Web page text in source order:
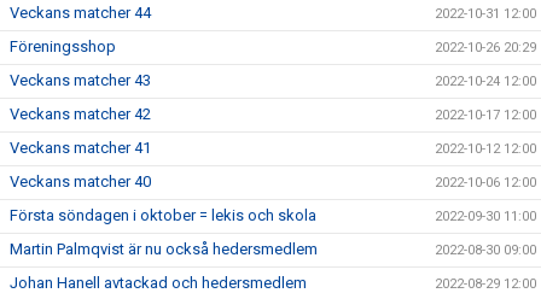
Veckans matcher 44 2022-10-31 12:00
Föreningsshop 2022-10-26 20:29
Veckans matcher 43 2022-10-24 12:00
Veckans matcher 42 2022-10-17 12:00
Veckans matcher 41 2022-10-12 12:00
Veckans matcher 40 2022-10-06 12:00
Första söndagen i oktober = lekis och skola 2022-09-30 11:00
Martin Palmqvist är nu också hedersmedlem 2022-08-30 09:00
Johan Hanell avtackad och hedersmedlem 2022-08-29 12:00